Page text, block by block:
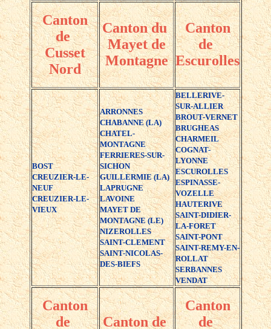
Canton
de
Cusset
Nord
Canton du
Mayet de
Montagne
Canton
de
Escurolles
BOST
CREUZIER-LE-
NEUF
CREUZIER-LE-
VIEUX
ARRONNES
CHABANNE (LA)
CHATEL-
MONTAGNE
FERRIERES-SUR-
SICHON
GUILLERMIE (LA)
LAPRUGNE
LAVOINE
MAYET DE
MONTAGNE (LE)
NIZEROLLES
SAINT-CLEMENT
SAINT-NICOLAS-
DES-BIEFS
BELLERIVE-
SUR-ALLIER
BROUT-VERNET
BRUGHEAS
CHARMEIL
COGNAT-
LYONNE
ESCUROLLES
ESPINASSE-
VOZELLE
HAUTERIVE
SAINT-DIDIER-
LA-FORET
SAINT-PONT
SAINT-REMY-EN-
ROLLAT
SERBANNES
VENDAT
Canton
de
Canton de
Canton
de